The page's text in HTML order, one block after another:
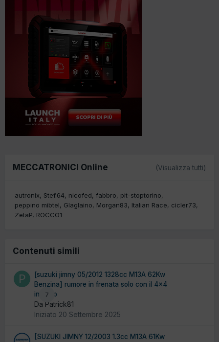
MECCATRONICI Online (Visualizza tutti)
autronix Stef.64 nicofed fabbro
pit-stoptorino
peppino mibtel
Glaglaino Morgan83 Italian Race
cicler73
ZetaP ROCCO1
Contenuti simili
7
[suzuki jimny 05/2012 1328cc M13A 62Kw
Benzina] rumore in frenata solo con il 4x4
inserito
Da Patrick81
Iniziato 20 Settembre 2025
[SUZUKI JIMNY 12/2003 1.3cc M13A 61Kw